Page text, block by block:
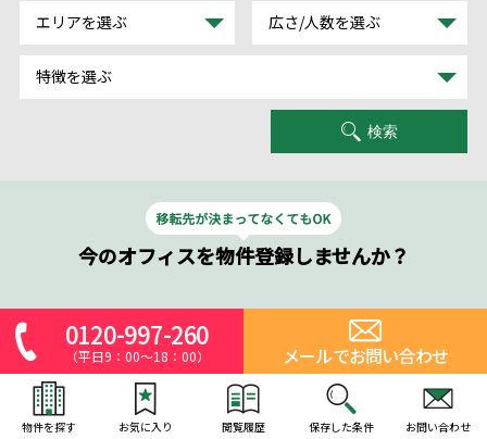
エリアを選ぶ 広さ/人数を選ぶ
特徴を選ぶ
検索
今のオフィスを物件登録しませんか？
0120-997-260
（平日9：00～18：00） メールでお問い合わせ
物件を探す お気に入り 閲覧履歴 保存した条件 お問い合わせ